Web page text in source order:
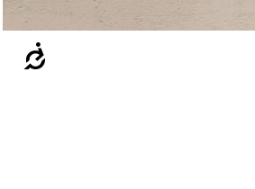
Accesibilidad